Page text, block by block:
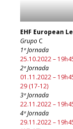
EHF European
Grupo C
1ª Jornada
25.10.2022 –
2ª Jornada
01.11.2022 –
29 (17-12)
3ª Jornada
22.11.2022 –
4ª Jornada
29.11.2022 –